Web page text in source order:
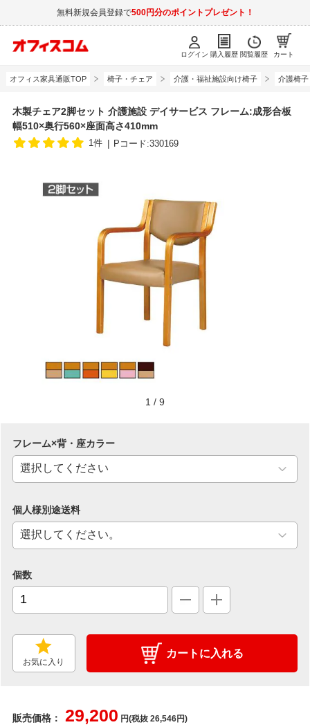
無料新規会員登録で500円分のポイントプレゼント！
ログイン 購入履歴 閲覧履歴 カート
オフィス家具通販TOP 椅子・チェア 介護・福祉施設向け椅子 介護椅
木製チェア2脚セット 介護施設 デイサービス フレーム:成形合板
幅510×奥行560×座面高さ410mm
1件 Pコード:330169
1 / 9
フレーム×背・座カラー
個人様別途送料
個数
お気に入り
カートに入れる
販売価格： 29,200 円(税抜 26,546円)